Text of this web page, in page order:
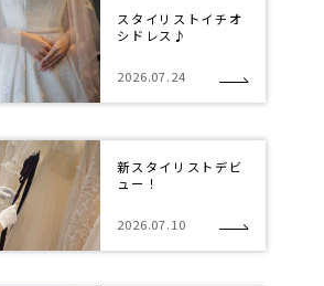
スタイリストイチオ
シドレス♪
2026.07.24
新スタイリストデビ
ュー！
2026.07.10